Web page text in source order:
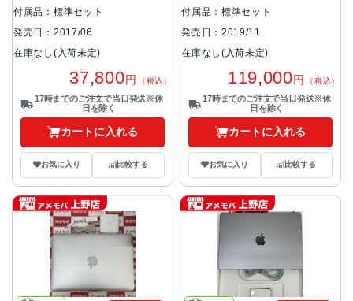
ルバー
付属品：標準セット
発売日：2017/06
在庫なし(入荷未定)
37,800円 （税込）
17時までのご注文で当日発送※休
日を除く
カートに入れる
お気に入り 比較する
付属品：標準セット
発売日：2019/11
在庫なし(入荷未定)
119,000円 （税込）
17時までのご注文で当日発送※休
日を除く
カートに入れる
お気に入り 比較する